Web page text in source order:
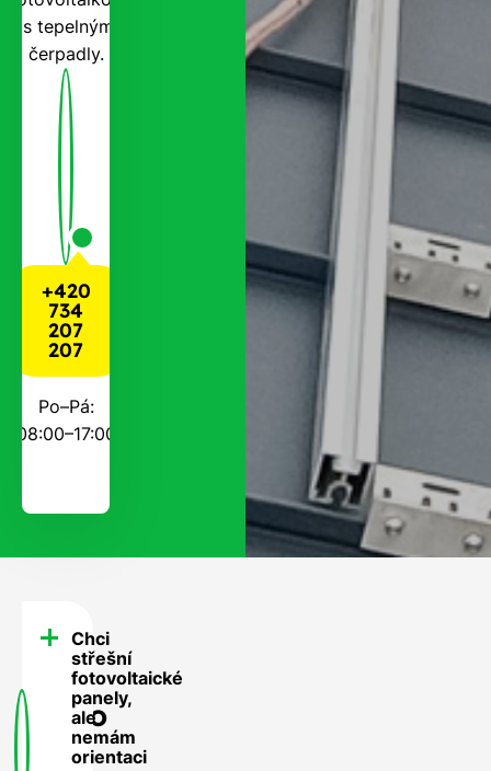
i s tepelnými
čerpadly.
+420
734
207
207
Po–Pá:
08:00–17:00
FAQ
-
Často
se
Chci
střešní
fotovoltaické
panely,
ale
nemám
orientaci